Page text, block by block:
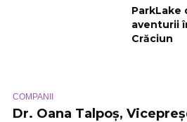
ParkLake
aventurii
Crăciun
COMPANII
Dr. Oana Talpoș,